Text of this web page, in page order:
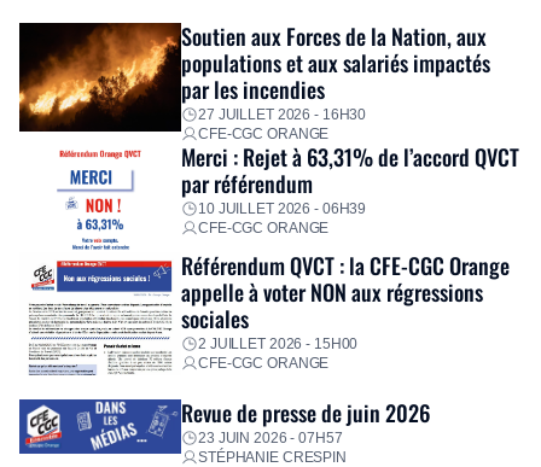
Fidèle à sa mission d’utilité sociale, le Groupe mobilise
immédiatement ses équipes afin de proposer un diagnostic
personnalisé, des aides financières pour faire face aux
premières dépenses, […]
Soutien aux Forces de la Nation, aux
populations et aux salariés impactés
par les incendies
27 JUILLET 2026 - 16H30
CFE-CGC ORANGE
Merci : Rejet à 63,31% de l’accord QVCT
par référendum
10 JUILLET 2026 - 06H39
CFE-CGC ORANGE
Référendum QVCT : la CFE-CGC Orange
appelle à voter NON aux régressions
sociales
2 JUILLET 2026 - 15H00
CFE-CGC ORANGE
Revue de presse de juin 2026
23 JUIN 2026 - 07H57
STÉPHANIE CRESPIN